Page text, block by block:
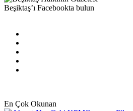
Beşiktaş’ı Facebookta bulun
En Çok Okunan